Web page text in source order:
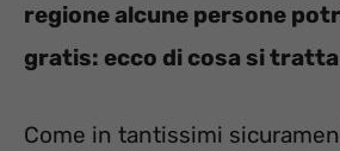
regione alcune persone
gratis: ecco di cosa si tratta
Come in tantissimi